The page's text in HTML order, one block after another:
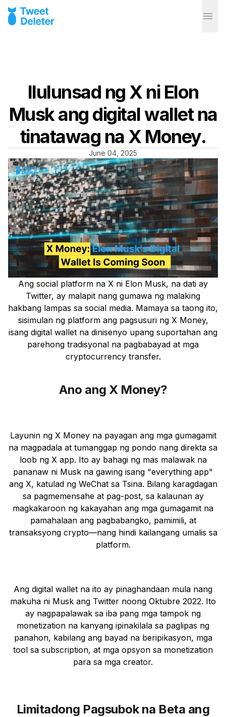
Ilulunsad ng X ni Elon
Musk ang digital wallet na
tinatawag na X Money.
June 04, 2025
Ang social platform na X ni Elon Musk, na dati ay
Twitter, ay malapit nang gumawa ng malaking
hakbang lampas sa social media. Mamaya sa taong ito,
sisimulan ng platform ang pagsusuri ng X Money,
isang digital wallet na dinisenyo upang suportahan ang
parehong tradisyonal na pagbabayad at mga
cryptocurrency transfer.
Ano ang X Money?
Layunin ng X Money na payagan ang mga gumagamit
na magpadala at tumanggap ng pondo nang direkta sa
loob ng X app. Ito ay bahagi ng mas malawak na
pananaw ni Musk na gawing isang "everything app"
ang X, katulad ng WeChat sa Tsina. Bilang karagdagan
sa pagmemensahe at pag-post, sa kalaunan ay
magkakaroon ng kakayahan ang mga gumagamit na
pamahalaan ang pagbabangko, pamimili, at
transaksyong crypto—nang hindi kailangang umalis sa
platform.
Ang digital wallet na ito ay pinaghandaan mula nang
makuha ni Musk ang Twitter noong Oktubre 2022. Ito
ay nagpapalawak sa iba pang mga tampok ng
monetization na kanyang ipinakilala sa paglipas ng
panahon, kabilang ang bayad na beripikasyon, mga
tool sa subscription, at mga opsyon sa monetization
para sa mga creator.
Limitadong Pagsubok na Beta ang